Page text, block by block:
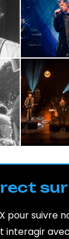
sur
pour suivre
interagir